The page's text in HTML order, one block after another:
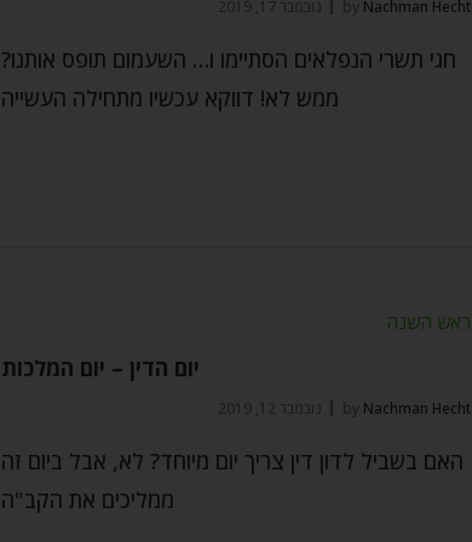
by Nachman Hecht נובמבר 17, 2019
חגי תשרי הנפלאים הסתיימו ו… השעמום תופס אותנו?
ממש לא! דווקא עכשיו מתחילה העשייה
ראש השנה
יום הדין – יום המלכות
by Nachman Hecht נובמבר 12, 2019
האם בשביל לדון דין צריך יום מיוחד? לא, אבל ביום זה
ממליכים את הקב"ה